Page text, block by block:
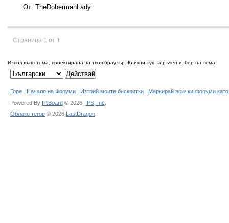
От: TheDobermanLady
Страница 1 от 1
Използваш тема, проектирана за твоя браузър. Кликни тук за ръчен избор на тема
Горе Начало на Форуми Изтрий моите бисквитки
Маркирай всички форуми
Powered By
IP.Board © 2026 IPS, Inc
Облако тегов © 2026 LastDragon